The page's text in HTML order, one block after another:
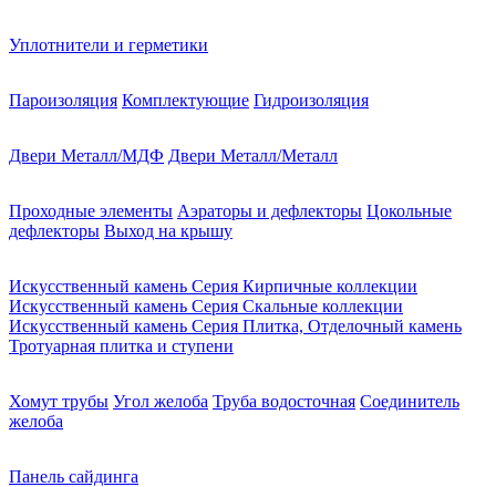
Уплотнители и герметики
Пароизоляция Комплектующие Гидроизоляция
Двери Металл/МДФ Двери Металл/Металл
Проходные элементы Аэраторы и дефлекторы Цокольные
дефлекторы Выход на крышу
Искусственный камень Серия Кирпичные коллекции
Искусственный камень Серия Скальные коллекции
Искусственный камень Серия Плитка, Отделочный камень
Тротуарная плитка и ступени
Хомут трубы Угол желоба Труба водосточная Соединитель
желоба
Панель сайдинга